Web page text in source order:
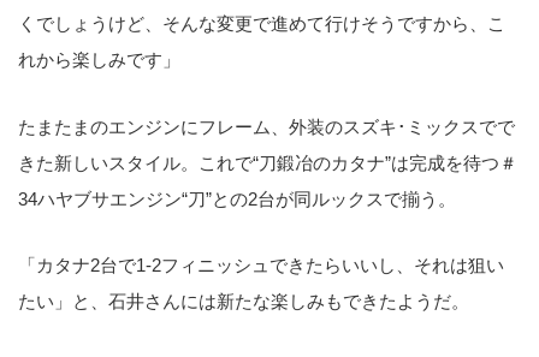
くでしょうけど、そんな変更で進めて行けそうですから、こ
れから楽しみです」
たまたまのエンジンにフレーム、外装のスズキ･ミックスでで
きた新しいスタイル。これで“刀鍛冶のカタナ”は完成を待つ＃
34ハヤブサエンジン“刀”との2台が同ルックスで揃う。
「カタナ2台で1-2フィニッシュできたらいいし、それは狙い
たい」と、石井さんには新たな楽しみもできたようだ。